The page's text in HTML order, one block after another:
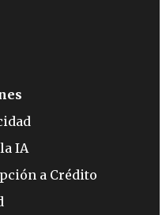
IA
a Crédito